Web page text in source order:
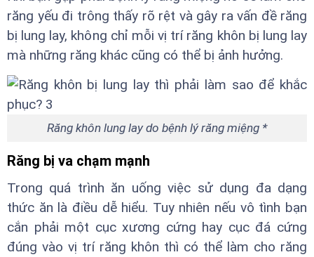
răng yếu đi trông thấy rõ rệt và gây ra vấn đề răng
bị lung lay, không chỉ mỗi vị trí răng khôn bị lung lay
mà những răng khác cũng có thể bị ảnh hưởng.
Răng khôn lung lay do bệnh lý răng miệng *
Răng bị va chạm mạnh
Trong quá trình ăn uống việc sử dụng đa dạng
thức ăn là điều dễ hiểu. Tuy nhiên nếu vô tình bạn
cắn phải một cục xương cứng hay cục đá cứng
đúng vào vị trí răng khôn thì có thể làm cho răng